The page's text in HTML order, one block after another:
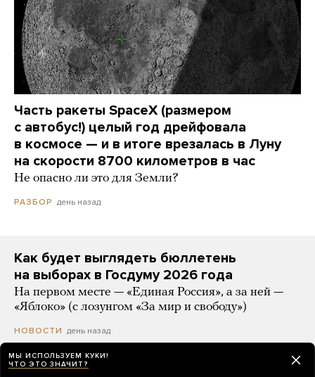
Часть ракеты SpaceX (размером
с автобус!) целый год дрейфовала
в космосе — и в итоге врезалась в Луну
на скорости 8700 километров в час
Не опасно ли это для Земли?
РАЗБОР день назад
Как будет выглядеть бюллетень
на выборах в Госдуму 2026 года
На первом месте — «Единая Россия», а за ней —
«Яблоко» (с лозунгом «За мир и свободу»)
НОВОСТИ день назад
МЫ ИСПОЛЬЗУЕМ КУКИ!
ЧТО ЭТО ЗНАЧИТ?